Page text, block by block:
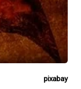
pixabay